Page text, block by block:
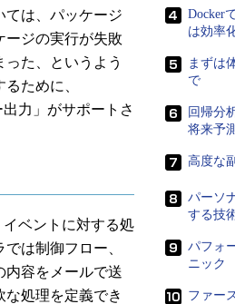
ては、パッケージ
ージの実行が失敗
た、というよう
ために、
力」がサポートさ
イベントに対する処
は制御フロー、
内容をメールで送
処理を定義でき
Docker
は効率
まずは
で
回帰分
将来予測
高度な
パーソ
する技
パフォ
ニック
ファー